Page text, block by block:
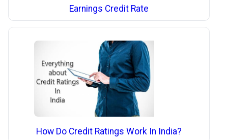
Earnings Credit Rate
How Do Credit Ratings Work In India?